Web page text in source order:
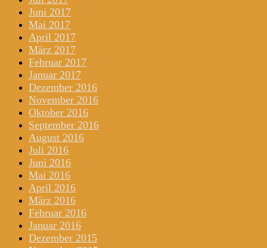
Juni 2017
Mai 2017
April 2017
März 2017
Februar 2017
Januar 2017
Dezember 2016
November 2016
Oktober 2016
September 2016
August 2016
Juli 2016
Juni 2016
Mai 2016
April 2016
März 2016
Februar 2016
Januar 2016
Dezember 2015